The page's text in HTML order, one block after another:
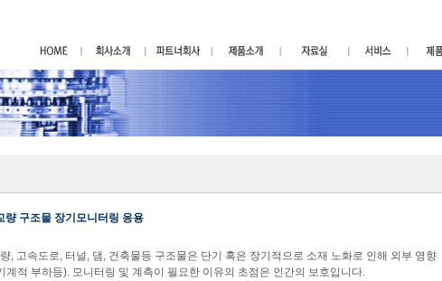
량 구조물 장기모니터링 응용
, 고속도로, 터널, 댐, 건축물등 구조물은 단기 혹은 장기적으로 소재 노화로 인해 외부 영향
계적 부하등). 모니터링 및 계측이 필요한 이유의 초점은 인간의 보호입니다.